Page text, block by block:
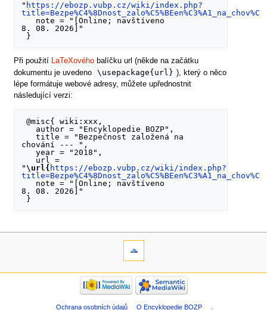
" https://ebozp.vubp.cz/wiki/index.php?
8. 08. 2026]"
Při použití LaTeXovéhobalíčku url (někde na začátku
dokumentu je uvedeno
\usepackage{url} ), který o něco
lépe formátuje webové adresy, můžete upřednostnit
následující verzi:
@misc{ wiki:xxx,
   title = "Bezpečnost založená na
chování --- ",
   year = "2018",
"\url{ https://ebozp.vubp.cz/wiki/index.php?
8. 08. 2026]"
Ochrana osobních údajů O Encyklopedie BOZP